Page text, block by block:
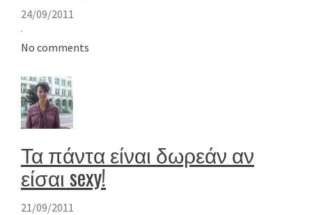
24/09/2011
·
No comments
Τα πάντα είναι δωρεάν αν
είσαι sexy!
21/09/2011